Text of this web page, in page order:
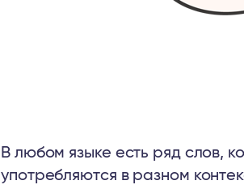
В любом языке есть ряд слов,
употребляются в разном